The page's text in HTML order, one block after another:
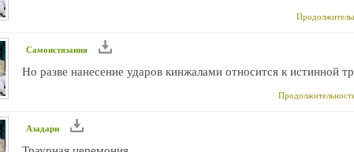
Самоистязания
Но разве нанесение ударов кинжалами относится к истинной
Азадари